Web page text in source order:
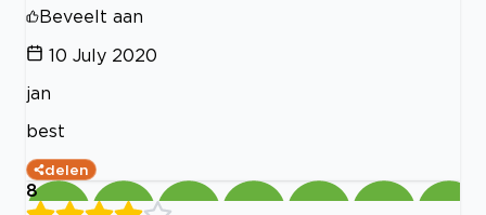
Beveelt aan
10 July 2020
jan
best
delen
8